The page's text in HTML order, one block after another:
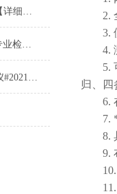
大米重金属检测仪@2021【详细版本】@专业检测大米重金属仪器仪表
测土仪@【完整版本】@专业检测土壤的仪器仪表
高智能土壤养分快速检测仪#2021【土壤养分检测专用仪器仪表】
2. 全
3. 便
4. 测
5. 可
归、
6. 在
7. *全
8. 具
9. 布
10.
11.